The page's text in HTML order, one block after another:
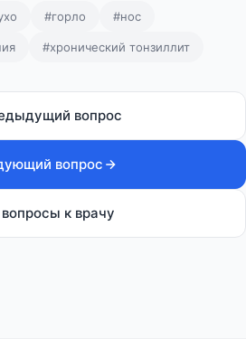
#горло #нос
#хронический тонзиллит
вопрос
вопрос
к врачу